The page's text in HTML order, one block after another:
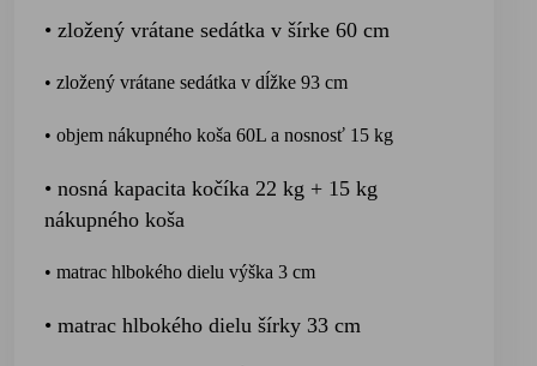
• zložený vrátane sedátka v šírke 60 cm
• zložený vrátane sedátka v dĺžke 93 cm
• objem nákupného koša 60L a nosnosť 15 kg
• nosná kapacita kočíka 22 kg + 15 kg
nákupného koša
• matrac hlbokého dielu výška 3 cm
• matrac hlbokého dielu šírky 33 cm